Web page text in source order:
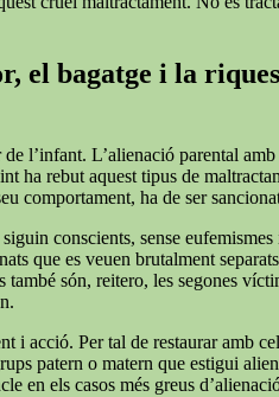
el bagatge i la
l’infant. L’alienació parental
rebut aquest tipus de
comportament, ha de ser
conscients, sense
que es veuen brutalment
són, reitero, les segones
i acció. Per tal de restaurar amb
patern o matern que estigui
en els casos més greus